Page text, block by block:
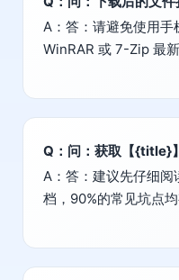
A：答：请避免使用手
WinRAR 或 7-Zip 最新
Q：问：获取【{title}
A：答：建议先仔细阅
档，90%的常见坑点均